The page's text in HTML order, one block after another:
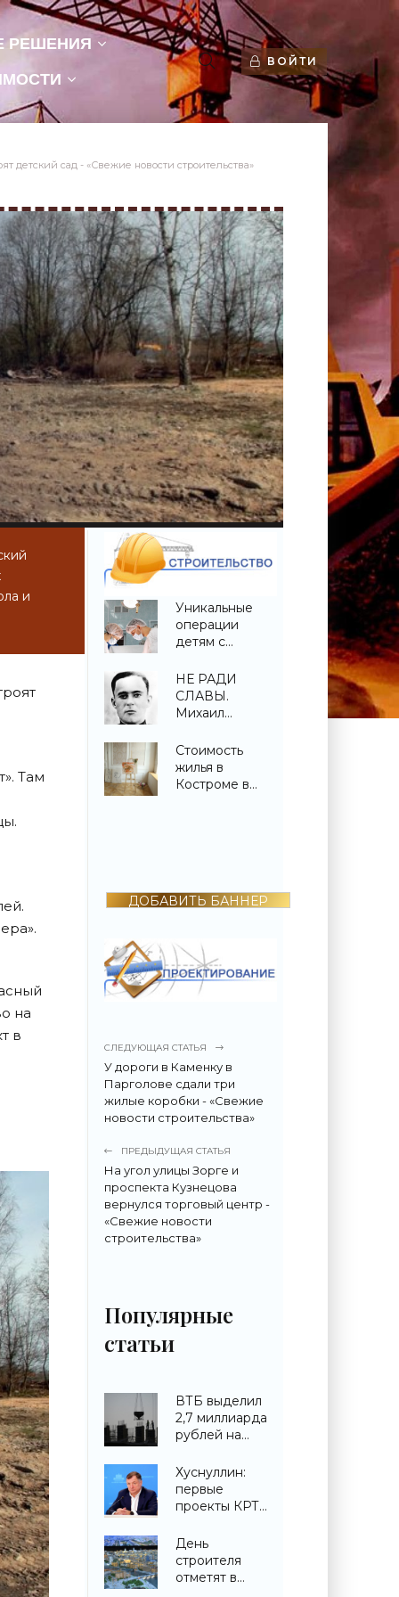
РЕШЕНИЯ
ВОЙТИ
детский сад - «Свежие новости строительства»
и
Там
на
в
Уникальные
операции
детям с
деформацией
позвоночника
проведены в
«Свежие
новости
строительства»
НЕ РАДИ
СЛАВЫ.
Михаил
«Свежие
новости
строительства»
Стоимость
жилья в
Костроме в
ДОБАВИТЬ БАННЕР
СЛЕДУЮЩАЯ СТАТЬЯ
У дороги в Каменку в
Парголове сдали три
жилые коробки - «Свежие
новости строительства»
ПРЕДЫДУЩАЯ СТАТЬЯ
На угол улицы Зорге и
проспекта Кузнецова
вернулся торговый центр -
«Свежие новости
строительства»
Популярные
статьи
ВТБ выделил
2,7 миллиарда
рублей на
ЖК в
Симферополе -
«Строительство»
Хуснуллин:
первые
проекты КРТ
городах ДНР -
«Строительство»
День
строителя
отметят в